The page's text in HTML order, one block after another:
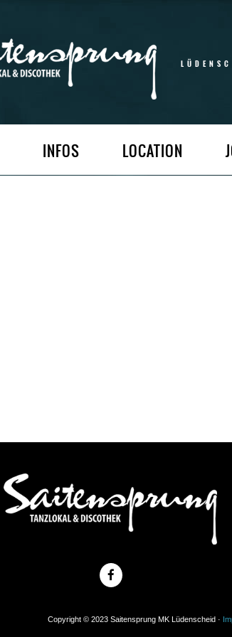
INFOS LOCATION
Copyright © 2023 Saitensprung MK Lüdenscheid ·